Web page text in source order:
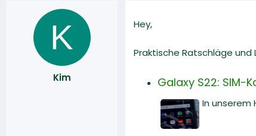
K
Kim
Hey,
Praktische Ratschläge und
Galaxy S22: SIM-
In unserem